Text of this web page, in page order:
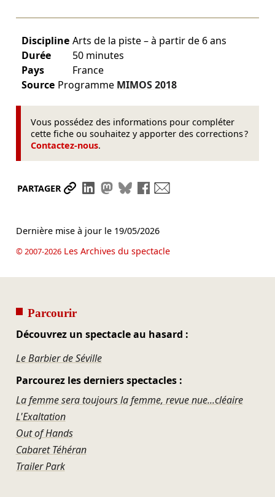
Discipline Arts de la piste – à partir de 6 ans
Durée
50 minutes
Pays
France
Source Programme MIMOS2018
Vous possédez des informations pour compléter
cette fiche ou souhaitez y apporter des corrections ?
Contactez-nous.
PARTAGER Partager le lien
Partager sur LinkedIn
Partager sur Mastodon
Partager sur Bluesky
Partager sur Facebook
Dernière mise à jour le 19/05/2026
© 2007-2026Les Archives du spectacle
Parcourir
Découvrez un spectacle au hasard :
Le Barbier de Séville
Parcourez les derniers spectacles :
La femme sera toujours la femme, revue nue...cléaire
L'Exaltation
Out of Hands
Cabaret Téhéran
Trailer Park